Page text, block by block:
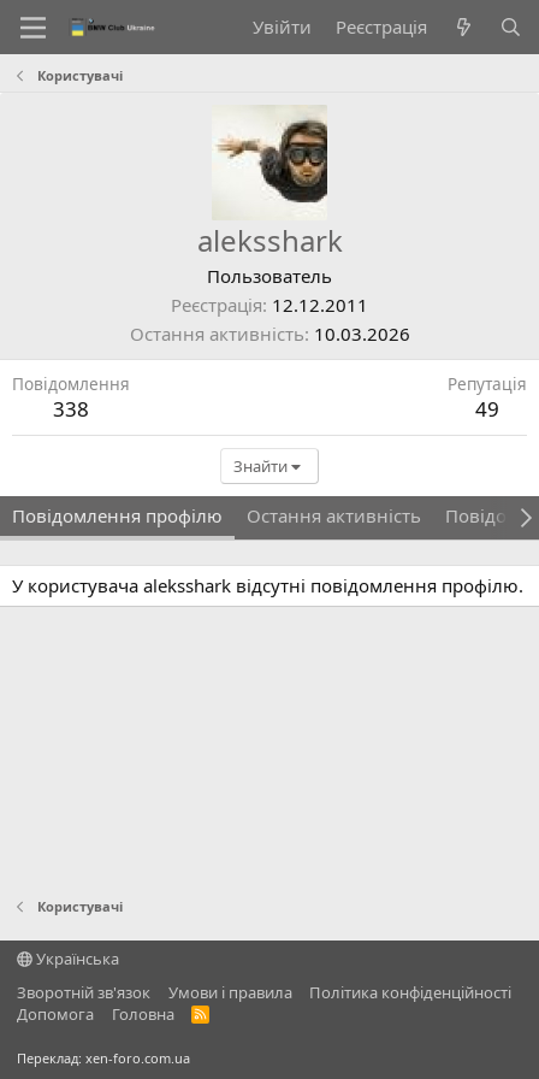
Увійти Реєстрація
Користувачі
aleksshark
Пользователь
Реєстрація 12.12.2011
Остання активність 10.03.2026
Повідомлення
338
Репутація
49
Знайти
Повідомлення профілю Остання активність
У користувача aleksshark відсутні повідомлення профілю.
Користувачі
Українська
Зворотній зв'язок
Умови і правила
Політика конфіденційності
Дoпoмoга
Головна
R
Переклад: xen-foro.com.ua